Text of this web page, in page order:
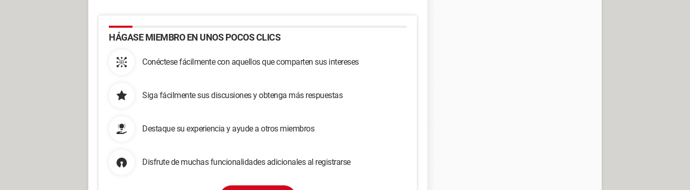
HÁGASE MIEMBRO EN UNOS POCOS CLICS
Conéctese fácilmente con aquellos que comparten sus intereses
Siga fácilmente sus discusiones y obtenga más respuestas
Destaque su experiencia y ayude a otros miembros
Disfrute de muchas funcionalidades adicionales al registrarse